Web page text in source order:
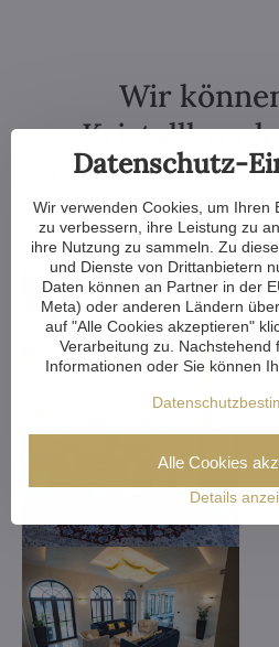
Wir
unserem
Datenschutz-
Wir verwenden Cookies, um Ihren
zu verbessern, ihre Leistung zu
ihre Nutzung zu sammeln. Zu
und Dienste von Drittanbietern
Daten können an Partner in der
Meta) oder anderen Ländern
auf "Alle Cookies akzeptieren"
Verarbeitung zu. Nachstehend
Informationen oder Sie können
Details
Alle Cookies